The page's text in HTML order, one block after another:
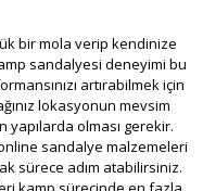
bir mola verip kendinize
sandalyesi deneyimi bu
artırabilmek için
lokasyonun mevsim
yapılarda olması gerekir.
sandalye malzemeleri
sürece adım atabilirsiniz.